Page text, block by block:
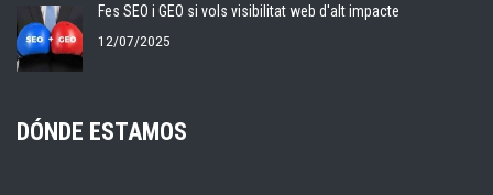
Fes SEO i GEO si vols visibilitat web d'alt impacte
12/07/2025
DÓNDE ESTAMOS